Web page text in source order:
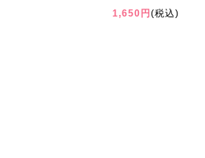
1,650円 (税込)